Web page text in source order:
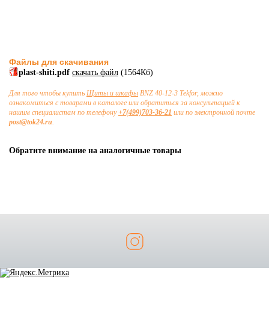
Файлы для скачивания
plast-shiti.pdf скачать файл (1564Кб)
Для того чтобы купить Щиты и шкафы BNZ 40-12-3 Tekfor, можно
ознакомиться с товарами в каталоге или обратиться за консультацией к
нашим специалистам по телефону+7(499)703-36-21 или по электронной почте
post@tok24.ru.
Обратите внимание на аналогичные товары